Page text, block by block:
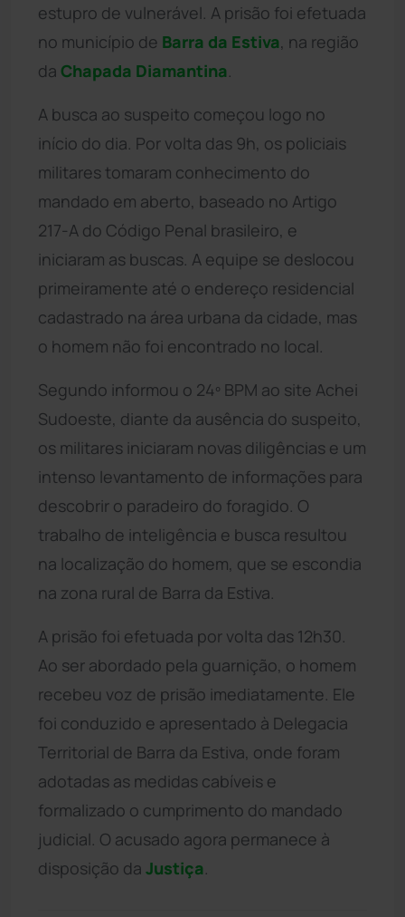
estupro de vulnerável. A prisão foi efetuada
no município de Barra da Estiva, na região
da Chapada Diamantina
A busca ao suspeito começou logo no
início do dia. Por volta das 9h, os policiais
militares tomaram conhecimento do
mandado em aberto, baseado no Artigo
217-A do Código Penal brasileiro, e
iniciaram as buscas. A equipe se deslocou
primeiramente até o endereço residencial
cadastrado na área urbana da cidade, mas
o homem não foi encontrado no local.
Segundo informou o 24º BPM ao site Achei
Sudoeste, diante da ausência do suspeito,
os militares iniciaram novas diligências e um
intenso levantamento de informações para
descobrir o paradeiro do foragido. O
trabalho de inteligência e busca resultou
na localização do homem, que se escondia
na zona rural de Barra da Estiva.
A prisão foi efetuada por volta das 12h30.
Ao ser abordado pela guarnição, o homem
recebeu voz de prisão imediatamente. Ele
foi conduzido e apresentado à Delegacia
Territorial de Barra da Estiva, onde foram
adotadas as medidas cabíveis e
formalizado o cumprimento do mandado
judicial. O acusado agora permanece à
disposição da Justiça